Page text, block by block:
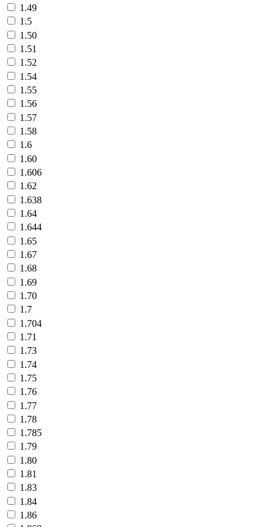
1.49
1.5
1.50
1.51
1.52
1.54
1.55
1.56
1.57
1.58
1.6
1.60
1.606
1.62
1.638
1.64
1.644
1.65
1.67
1.68
1.69
1.70
1.7
1.704
1.71
1.73
1.74
1.75
1.76
1.77
1.78
1.785
1.79
1.80
1.81
1.83
1.84
1.86